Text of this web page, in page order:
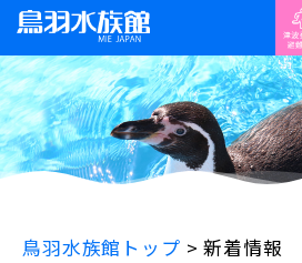
鳥羽水族館トップ >新着情報